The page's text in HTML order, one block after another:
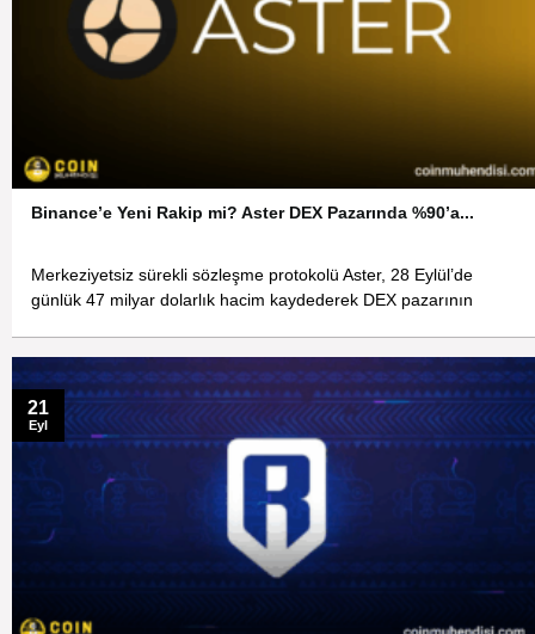
Binance’e Yeni Rakip mi? Aster DEX Pazarında %90’a...
Merkeziyetsiz sürekli sözleşme protokolü Aster, 28 Eylül’de
günlük 47 milyar dolarlık hacim kaydederek DEX pazarının
21
Eyl